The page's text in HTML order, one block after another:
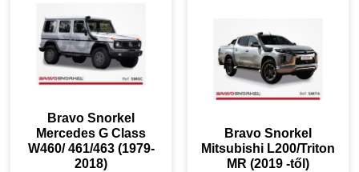
Bravo Snorkel
Mercedes G Class
W460/ 461/463 (1979-
2018)
Bravo Snorkel
Mitsubishi L200/Triton
MR (2019 -től)